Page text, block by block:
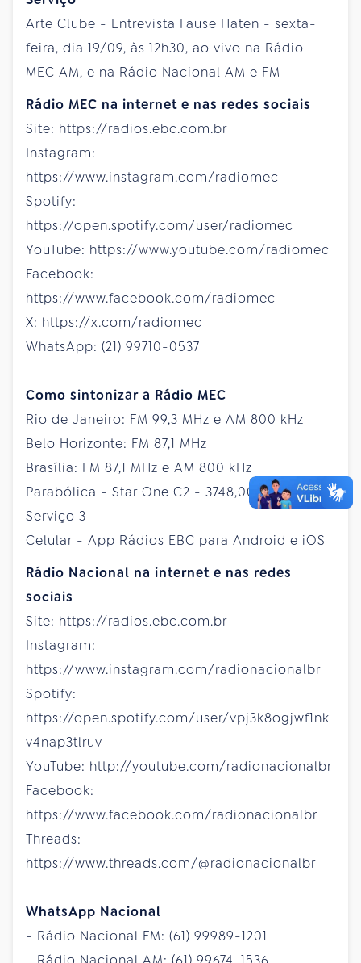
Arte Clube - Entrevista Fause Haten - sexta-
feira, dia 19/09, às 12h30, ao vivo na Rádio
MEC AM, e na Rádio Nacional AM e FM
Rádio MEC na internet e nas redes sociais
Site: https://radios.ebc.com.br
Instagram:
https://www.instagram.com/radiomec
Spotify:
https://open.spotify.com/user/radiomec
YouTube: https://www.youtube.com/radiomec
Facebook:
https://www.facebook.com/radiomec
X: https://x.com/radiomec
WhatsApp: (21) 99710-0537
Como sintonizar a Rádio MEC
Rio de Janeiro: FM 99,3 MHz e AM 800 kHz
Belo Horizonte: FM 87,1 MHz
Brasília: FM 87,1 MHz e AM 800 kHz
Parabólica - Star One C2 - 3748,00 MHz -
Serviço 3
Celular - App Rádios EBC para Android e iOS
Rádio Nacional na internet e nas redes
sociais
Site: https://radios.ebc.com.br
Instagram:
https://www.instagram.com/radionacionalbr
Spotify:
https://open.spotify.com/user/vpj3k8ogjwf1nk
v4nap3tlruv
YouTube: http://youtube.com/radionacionalbr
Facebook:
https://www.facebook.com/radionacionalbr
Threads:
https://www.threads.com/@radionacionalbr
WhatsApp Nacional
- Rádio Nacional FM: (61) 99989-1201